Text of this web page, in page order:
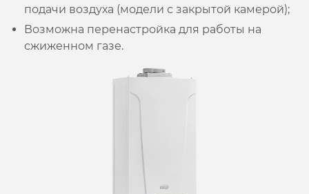
подачи воздуха (модели с закрытой камерой);
Возможна перенастройка для работы на
сжиженном газе.